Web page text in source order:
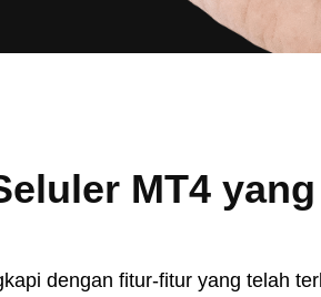
MT4 yang
dengan fitur-fitur yang telah